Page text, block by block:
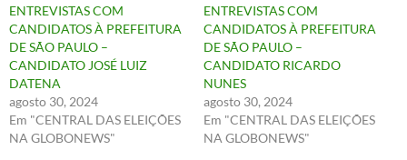
ENTREVISTAS COM
CANDIDATOS À PREFEITURA
DE SÃO PAULO –
CANDIDATO JOSÉ LUIZ
DATENA
agosto 30, 2024
Em "CENTRAL DAS ELEIÇÕES
NA GLOBONEWS"
ENTREVISTAS COM
CANDIDATOS À PREFEITURA
DE SÃO PAULO –
CANDIDATO RICARDO
NUNES
agosto 30, 2024
Em "CENTRAL DAS ELEIÇÕES
NA GLOBONEWS"